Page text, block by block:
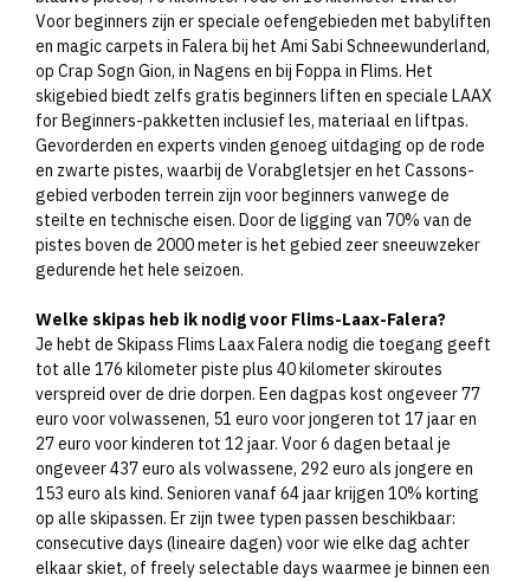
Voor beginners zijn er speciale oefengebieden met babyliften
en magic carpets in Falera bij het Ami Sabi Schneewunderland,
op Crap Sogn Gion, in Nagens en bij Foppa in Flims. Het
skigebied biedt zelfs gratis beginners liften en speciale LAAX
for Beginners-pakketten inclusief les, materiaal en liftpas.
Gevorderden en experts vinden genoeg uitdaging op de rode
en zwarte pistes, waarbij de Vorabgletsjer en het Cassons-
gebied verboden terrein zijn voor beginners vanwege de
steilte en technische eisen. Door de ligging van 70% van de
pistes boven de 2000 meter is het gebied zeer sneeuwzeker
gedurende het hele seizoen.​
Welke skipas heb ik nodig voor Flims-Laax-Falera?
Je hebt de Skipass Flims Laax Falera nodig die toegang geeft
tot alle 176 kilometer piste plus 40 kilometer skiroutes
verspreid over de drie dorpen. Een dagpas kost ongeveer 77
euro voor volwassenen, 51 euro voor jongeren tot 17 jaar en
27 euro voor kinderen tot 12 jaar. Voor 6 dagen betaal je
ongeveer 437 euro als volwassene, 292 euro als jongere en
153 euro als kind. Senioren vanaf 64 jaar krijgen 10% korting
op alle skipassen. Er zijn twee typen passen beschikbaar:
consecutive days (lineaire dagen) voor wie elke dag achter
elkaar skiet, of freely selectable days waarmee je binnen een